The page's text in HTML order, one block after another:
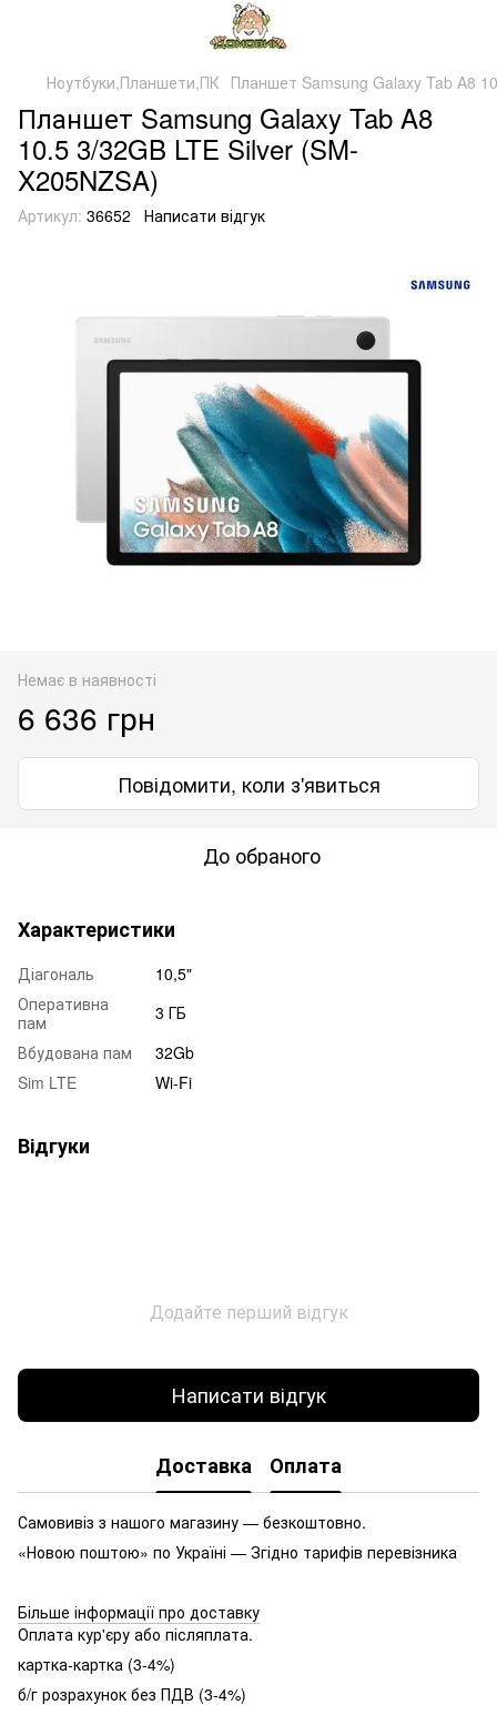
Ноутбуки,Планшети,ПК Планшет Samsung Galaxy Tab A8
Планшет Samsung Galaxy Tab A8
10.5 3/32GB LTE Silver (SM-
X205NZSA)
Артикул: 36652 Написати відгук
Немає в наявності
6 636 грн
Повідомити, коли з'явиться
До обраного
Характеристики
Діагональ
10,5"
Оперативна
пам
3 ГБ
Вбудована пам
32Gb
Sim LTE
Wi-Fi
Відгуки
Додайте перший відгук
Написати відгук
Доставка Оплата
Самовивіз з нашого магазину — безкоштовно.
«Новою поштою» по Україні — Згідно тарифів перевізника
Більше інформації про доставку
Оплата кур'єру або післяплата.
картка-картка (3-4%)
б/г розрахунок без ПДВ (3-4%)